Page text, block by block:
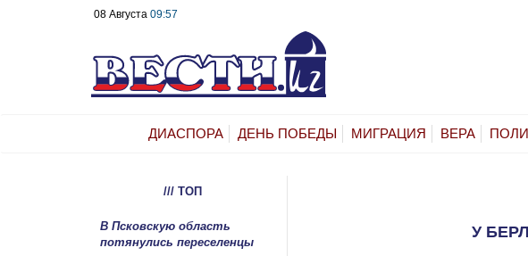
08 Августа 09:57
ДИАСПОРА ДЕНЬ ПОБЕДЫ МИГРАЦИЯ ВЕРА
У
/// ТОП
В Псковскую область
потянулись переселенцы